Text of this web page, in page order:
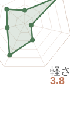
軽さ
3.8